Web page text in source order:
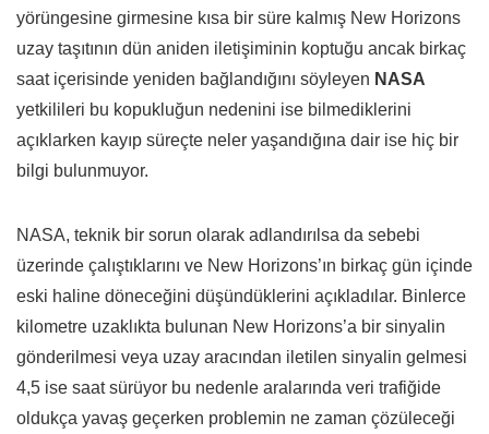
yörüngesine girmesine kısa bir süre kalmış New Horizons
uzay taşıtının dün aniden iletişiminin koptuğu ancak birkaç
saat içerisinde yeniden bağlandığını söyleyen NASA
yetkilileri bu kopukluğun nedenini ise bilmediklerini
açıklarken kayıp süreçte neler yaşandığına dair ise hiç bir
bilgi bulunmuyor.
NASA, teknik bir sorun olarak adlandırılsa da sebebi
üzerinde çalıştıklarını ve New Horizons’ın birkaç gün içinde
eski haline döneceğini düşündüklerini açıkladılar. Binlerce
kilometre uzaklıkta bulunan New Horizons’a bir sinyalin
gönderilmesi veya uzay aracından iletilen sinyalin gelmesi
4,5 ise saat sürüyor bu nedenle aralarında veri trafiğide
oldukça yavaş geçerken problemin ne zaman çözüleceği